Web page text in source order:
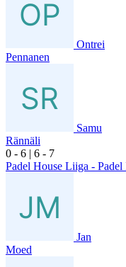
Ontrei
Pennanen
Samu
Rännäli
0 - 6 | 6 - 7
Padel House Liiga -
Jan
Moed